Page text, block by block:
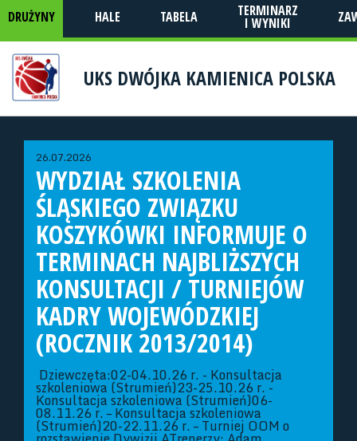
DRUŻYNY HALE TABELA TERMINARZ
I WYNIKI
UKS DWÓJKA KAMIENICA POLSKA
26.07.2026
WYDZIAŁ SZKOLENIA
ŚLĄSKIEGO ZWIĄZKU
KOSZYKÓWKI INFORMUJE O
TERMINACH NAJBLIŻSZYCH
KONSULTACJI / TURNIEJÓW
KADRY WOJEWÓDZKIEJ
(ROCZNIK 2013/2014)
Dziewczęta:02-04.10.26 r. - Konsultacja
szkoleniowa (Strumień)23-25.10.26 r. -
Konsultacja szkoleniowa (Strumień)06-
08.11.26 r. – Konsultacja szkoleniowa
(Strumień)20-22.11.26 r. – Turniej OOM o